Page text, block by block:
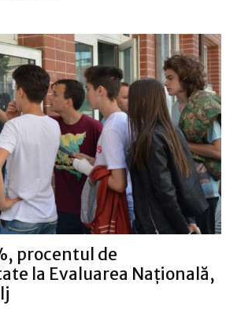
procentul de
la Evaluarea Naţională,